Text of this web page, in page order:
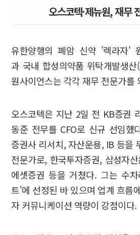
오스코텍·제뉴원, 재무
유한양행의 폐암 신약 '렉라자'
과 국내 합성의약품 위탁개발생
원사이언스는 각각 재무 전문가를
오스코텍은 지난 2일 전 KB증권
동준 전무를 CFO로 신규 선임했
증권사 리서치, 자산운용, IB 등을
전문가로, 한국투자증권, 삼성자
에셋증권 등을 거쳤다. 그는 수
트'에 선정된 바 있으며 업계 흐름
자 커뮤니케이션 역량이 강점이다.